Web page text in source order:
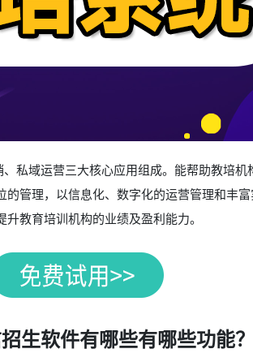
私域运营三大核心应用组成。能帮助教培
管理，以信息化、数字化的运营管理和丰
教育培训机构的业绩及盈利能力。
生软件有哪些有哪些功能？